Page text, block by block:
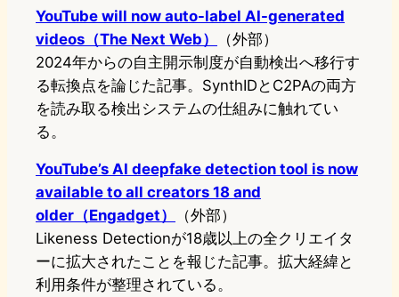
YouTube will now auto-label AI-generated
videos（The Next Web）
（外部）
2024年からの自主開示制度が自動検出へ移行す
る転換点を論じた記事。SynthIDとC2PAの両方
を読み取る検出システムの仕組みに触れてい
る。
YouTube’s AI deepfake detection tool is now
available to all creators 18 and
older（Engadget）
（外部）
Likeness Detectionが18歳以上の全クリエイタ
ーに拡大されたことを報じた記事。拡大経緯と
利用条件が整理されている。